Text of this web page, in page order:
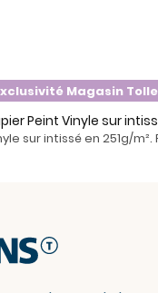
Magasin
Peint Vinyle sur
sur intissé en 251g/